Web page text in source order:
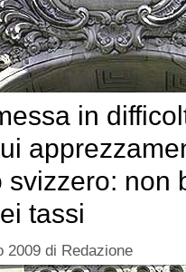
in
svizzero: non
tassi
2009 di Redazione